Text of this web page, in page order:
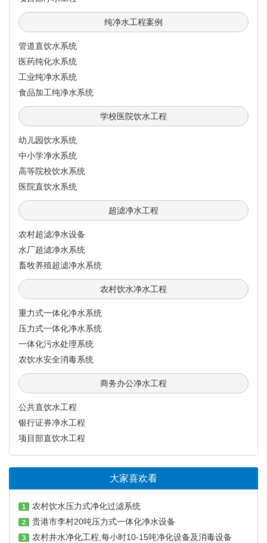
纯净水工程案例
管道直饮水系统
医药纯化水系统
工业纯净水系统
食品加工纯净水系统
学校医院饮水工程
幼儿园饮水系统
中小学净水系统
高等院校饮水系统
医院直饮水系统
超滤净水工程
农村超滤净水设备
水厂超滤净水系统
畜牧养殖超滤净水系统
农村饮水净水工程
重力式一体化净水系统
压力式一体化净水系统
一体化污水处理系统
农饮水安全消毒系统
商务办公净水工程
公共直饮水工程
银行证券净水工程
项目部直饮水工程
大家喜欢看
1 农村饮水压力式净化过滤系统
2 贵港市李村20吨压力式一体化净水设备
3 农村井水净化工程,每小时10-15吨净化设备及消毒设备